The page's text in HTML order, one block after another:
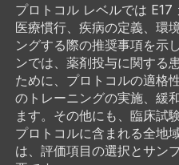
プロトコル レベルでは
医療慣行、疾病の定義、環
ングする際の推奨事項を示
ンでは、薬剤投与に関する
ために、プロトコルの適格
のトレーニングの実施、緩
ます。その他にも、臨床試
プロトコルに含まれる全地
は、評価項目の選択とサン